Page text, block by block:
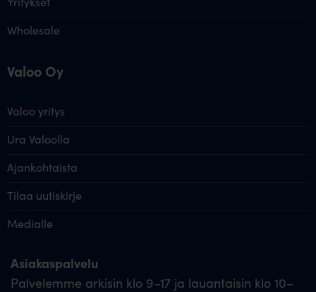
Wholesale
Valoo Oy
Valoo yritys
Ura Valoolla
Ajankohtaista
Tilaa uutiskirje
Medialle
Asiakaspalvelu
Palvelemme arkisin klo 9–17 ja lauantaisin klo 10–